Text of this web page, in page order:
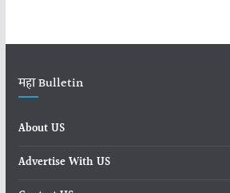
महा Bulletin
About US
Advertise With US